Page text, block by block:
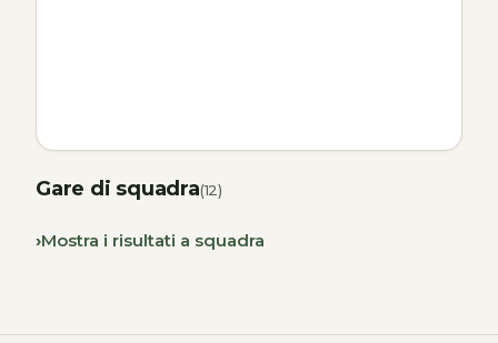
Gare di squadra(12)
Mostra i risultati a squadra